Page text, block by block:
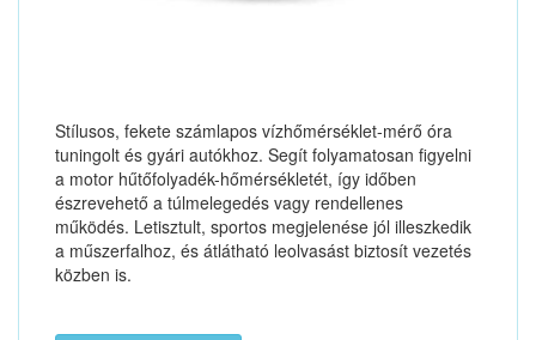
Stílusos, fekete számlapos vízhőmérséklet-mérő óra
tuningolt és gyári autókhoz. Segít folyamatosan figyelni
a motor hűtőfolyadék-hőmérsékletét, így időben
észrevehető a túlmelegedés vagy rendellenes
működés. Letisztult, sportos megjelenése jól illeszkedik
a műszerfalhoz, és átlátható leolvasást biztosít vezetés
közben is.